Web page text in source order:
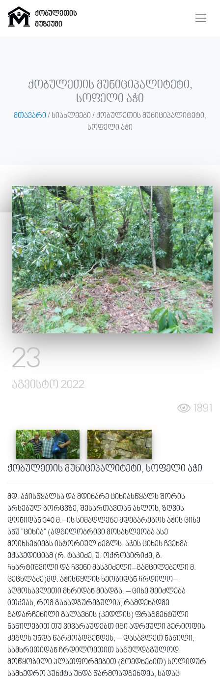
ქობულეთის
მუზეუმი
ჩვენ
შესახებ
სიახლეები
ალბომები
გალერეა
კონტაქტი
ქობულეთის მუნიციპალიტეტი,
სოფელი აჭი
მთავარი/ სიახლეები / ქობულეთის მუნიციპალიტეტი,
სოფელი აჭი
23
აგვისტო 2022
1891
ქობულეთის მუნიციპალიტეტი, სოფელი აჭი
მდ. აჭისწყალსა და მდინარე ციხიასწყალს შორის
არსებულ ბორცვზე, შესართავთან ახლოს, ზღვის
დონიდან 340 მ.–ის სიმაღლეზე მდებარებოს აჭის ციხე
ანუ "ციხია" (ადგილობრივი მოსახლეობა ასე
მოიხსენიებს ისტორიულ ძეგლს. აჭის ციხეს ჩვენმა
ექსპედიციამ (რ. ტაკიძე, უ. ოქროპირიძე, გ.
ჩხარტიშვილი და ჩვენი მასპიძელი–გამცილებელი მ.
ცეცხლაძე)მდ. აჭისწყლის ხეობიდან ჩრდილო–
აღმოსავლეთი მხრიდან მიადგა. – ციხე შეიძლება
ითქვას, რომ განადგურებულია, რამდენადმე
გადარჩენილი გალავნის (კედლის) ფრაგმენტული
ნაწილებით თუ ვივარაუდებთ იგი ადრეული პერიოდის
ძეგლს უნდა წარმოადგენდეს; – დასავლეთ ნაწილი,
სამხრეთიდან ჩრდილოეთით საგულდაგულოდ
მოწყობილი პლათფორმებით (მოედნებით) სოლიდურ
სამხედრო პუნქტს უნდა წარმოადგენდეს, სადაც